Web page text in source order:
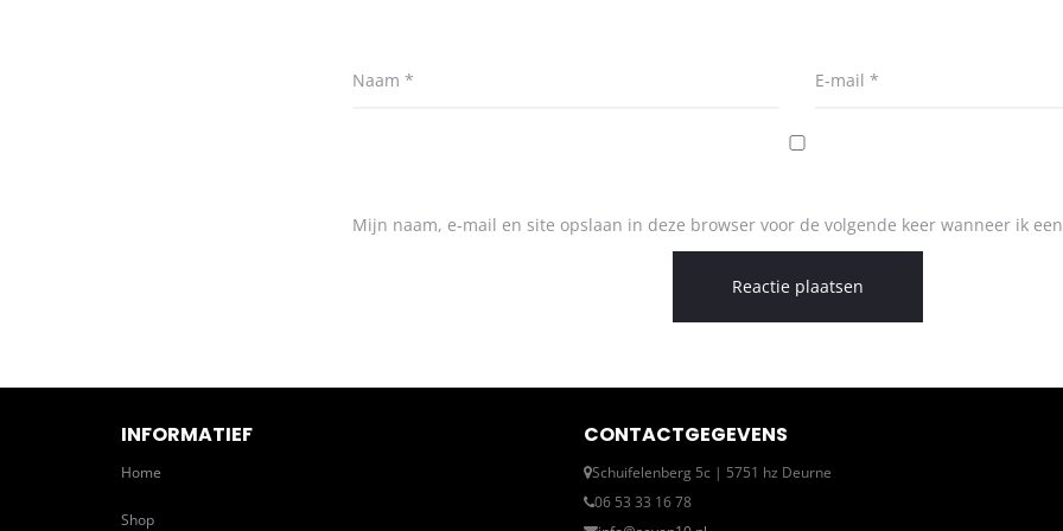
Naam * E-mail *
Mijn naam, e-mail en site opslaan in deze browser voor de volgende keer wanneer ik
INFORMATIEF
Home
Shop
CONTACTGEGEVENS
Schuifelenberg 5c | 5751 hz Deurne
06 53 33 16 78